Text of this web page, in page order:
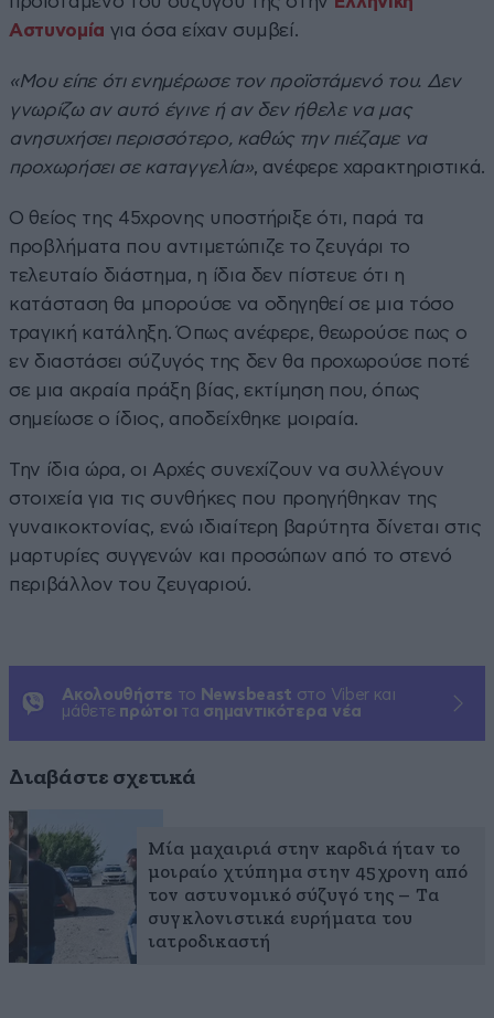
Αστυνομία για όσα είχαν συμβεί.
«Μου είπε ότι ενημέρωσε τον προϊστάμενό του. Δεν
γνωρίζω αν αυτό έγινε ή αν δεν ήθελε να μας
ανησυχήσει περισσότερο, καθώς την πιέζαμε να
προχωρήσει σε καταγγελία», ανέφερε χαρακτηριστικά.
Ο θείος της 45χρονης υποστήριξε ότι, παρά τα
προβλήματα που αντιμετώπιζε το ζευγάρι το
τελευταίο διάστημα, η ίδια δεν πίστευε ότι η
κατάσταση θα μπορούσε να οδηγηθεί σε μια τόσο
τραγική κατάληξη. Όπως ανέφερε, θεωρούσε πως ο
εν διαστάσει σύζυγός της δεν θα προχωρούσε ποτέ
σε μια ακραία πράξη βίας, εκτίμηση που, όπως
σημείωσε ο ίδιος, αποδείχθηκε μοιραία.
Την ίδια ώρα, οι Αρχές συνεχίζουν να συλλέγουν
στοιχεία για τις συνθήκες που προηγήθηκαν της
γυναικοκτονίας, ενώ ιδιαίτερη βαρύτητα δίνεται στις
μαρτυρίες συγγενών και προσώπων από το στενό
περιβάλλον του ζευγαριού.
Ακολουθήστε το Newsbeast στο Viber και
μάθετε πρώτοι τα σημαντικότερα νέα
Διαβάστε σχετικά
Μία μαχαιριά στην καρδιά ήταν το
μοιραίο χτύπημα στην 45χρονη από
τον αστυνομικό σύζυγό της – Τα
συγκλονιστικά ευρήματα του
ιατροδικαστή